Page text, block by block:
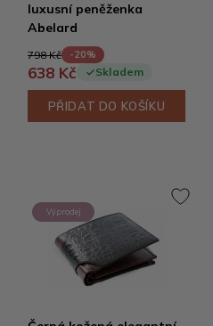
luxusní peněženka
Abelard
798 Kč -20%
638 Kč Skladem
PŘIDAT DO KOŠÍKU
Výprodej